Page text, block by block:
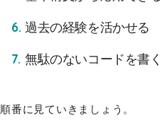
過去の経験を活かせる
無駄のないコードを書く
順番に見ていきましょう。